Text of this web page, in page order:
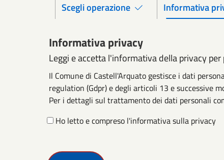
Scegli operazione Informativa
Informativa privacy
Leggi e accetta l'informativa della privacy
Il Comune di Castell'Arquato gestisce i dati
regulation (Gdpr) e degli articoli 13 e successive
Per i dettagli sul trattamento dei dati personali
Ho letto e compreso l'informativa sulla privacy